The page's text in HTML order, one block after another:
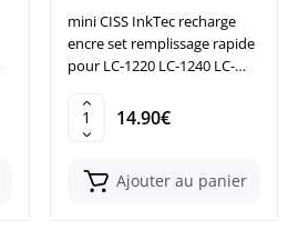
mini CISS InkTec recharge
encre set remplissage rapide
pour LC-1220 LC-1240 LC-
14.90€
Ajouter au panier